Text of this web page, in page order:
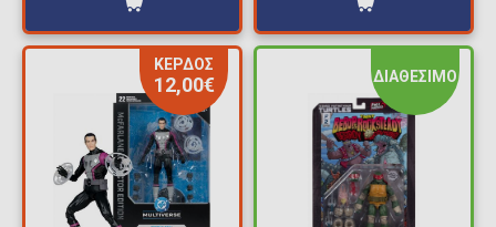
ΚΕΡΔΟΣ
12,00€ ΔΙΑΘΕΣΙΜΟ